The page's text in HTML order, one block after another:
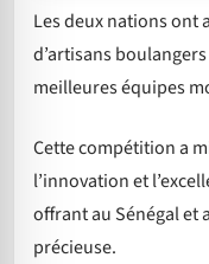
Les deux nations ont
d’artisans
meilleures équipes
Cette compétition a
l’innovation et
offrant au Sénégal et
précieuse.